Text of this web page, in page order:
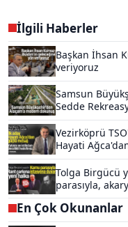
İlgili Haberler
Başkan İhsan
veriyoruz
Samsun
Sedde
Vezirköprü
Hayati
Tolga Birgücü
parasıyla,
En Çok Okunanlar